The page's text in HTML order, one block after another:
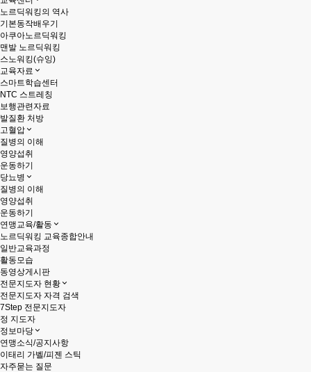
노르딕워킹의 역사
기본동작배우기
아쿠아노르딕워킹
맨발 노르딕워킹
스노워킹(슈잉)
교육자료
스마트학습센터
NTC 스트레칭
보행관련자료
발질환 처방
고혈압
질병의 이해
영양섭취
운동하기
당뇨병
질병의 이해
영양섭취
운동하기
연맹교육/활동
노르딕워킹 교육종합안내
일반교육과정
활동모습
동영상게시판
전문지도자 현황
전문지도자 자격 검색
7Step 전문지도자
정 지도자
정보마당
연맹소식/공지사항
이태리 가벨/피젠 스틱
자주묻는 질문